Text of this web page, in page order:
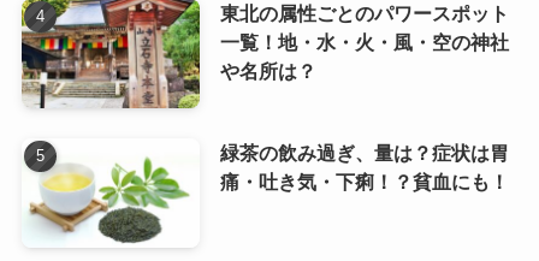
東北の属性ごとのパワースポット
一覧！地・水・火・風・空の神社
や名所は？
緑茶の飲み過ぎ、量は？症状は胃
痛・吐き気・下痢！？貧血にも！